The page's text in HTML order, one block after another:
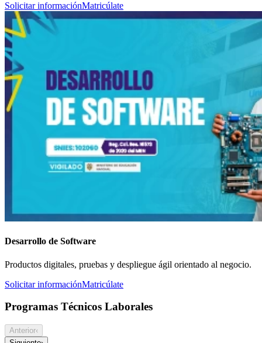
Solicitar informaciónMatricúlate
Desarrollo de Software
Productos digitales, pruebas y despliegue ágil orientado al negocio.
Solicitar informaciónMatricúlate
Programas Técnicos Laborales
Anterior‹